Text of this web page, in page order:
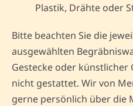
Plastik, Drähte oder
Bitte beachten Sie die
ausgewählten
Gestecke oder
nicht gestattet. Wir von
gerne persönlich über die